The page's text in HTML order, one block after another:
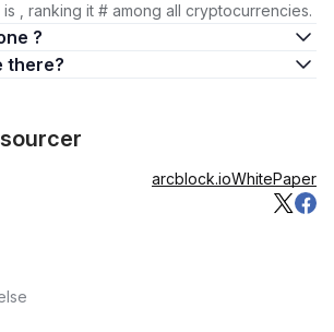
, ranking it # among all cryptocurrencies.
?
are there?
arcblock.ioWhitePaper